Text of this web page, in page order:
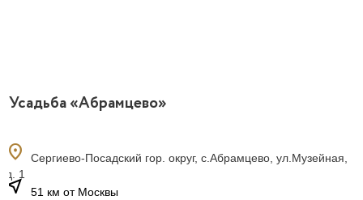
Усадьба «Абрамцево»
location_on
Сергиево-Посадский гор. округ, с.Абрамцево, ул.Музейная,
д. 1
near_me 51 км от Москвы